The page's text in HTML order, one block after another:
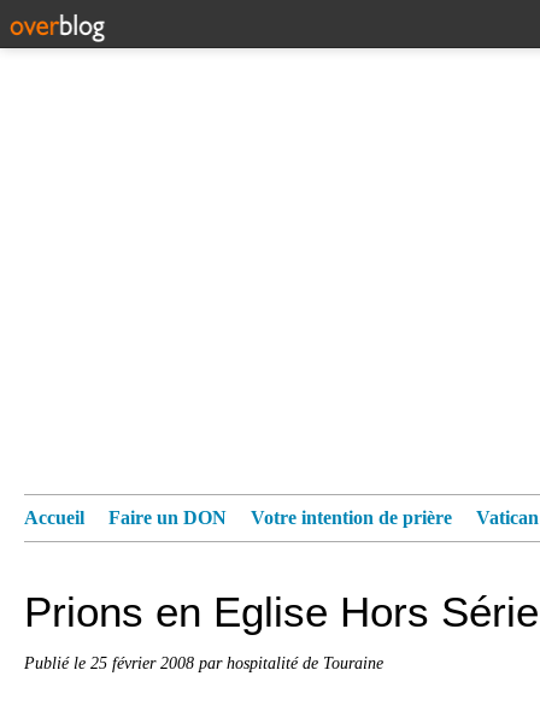
Accueil Faire un DON Votre intention de prière
Prions en Eglise Hors Série
Publié le 25 février 2008 par hospitalité de Touraine